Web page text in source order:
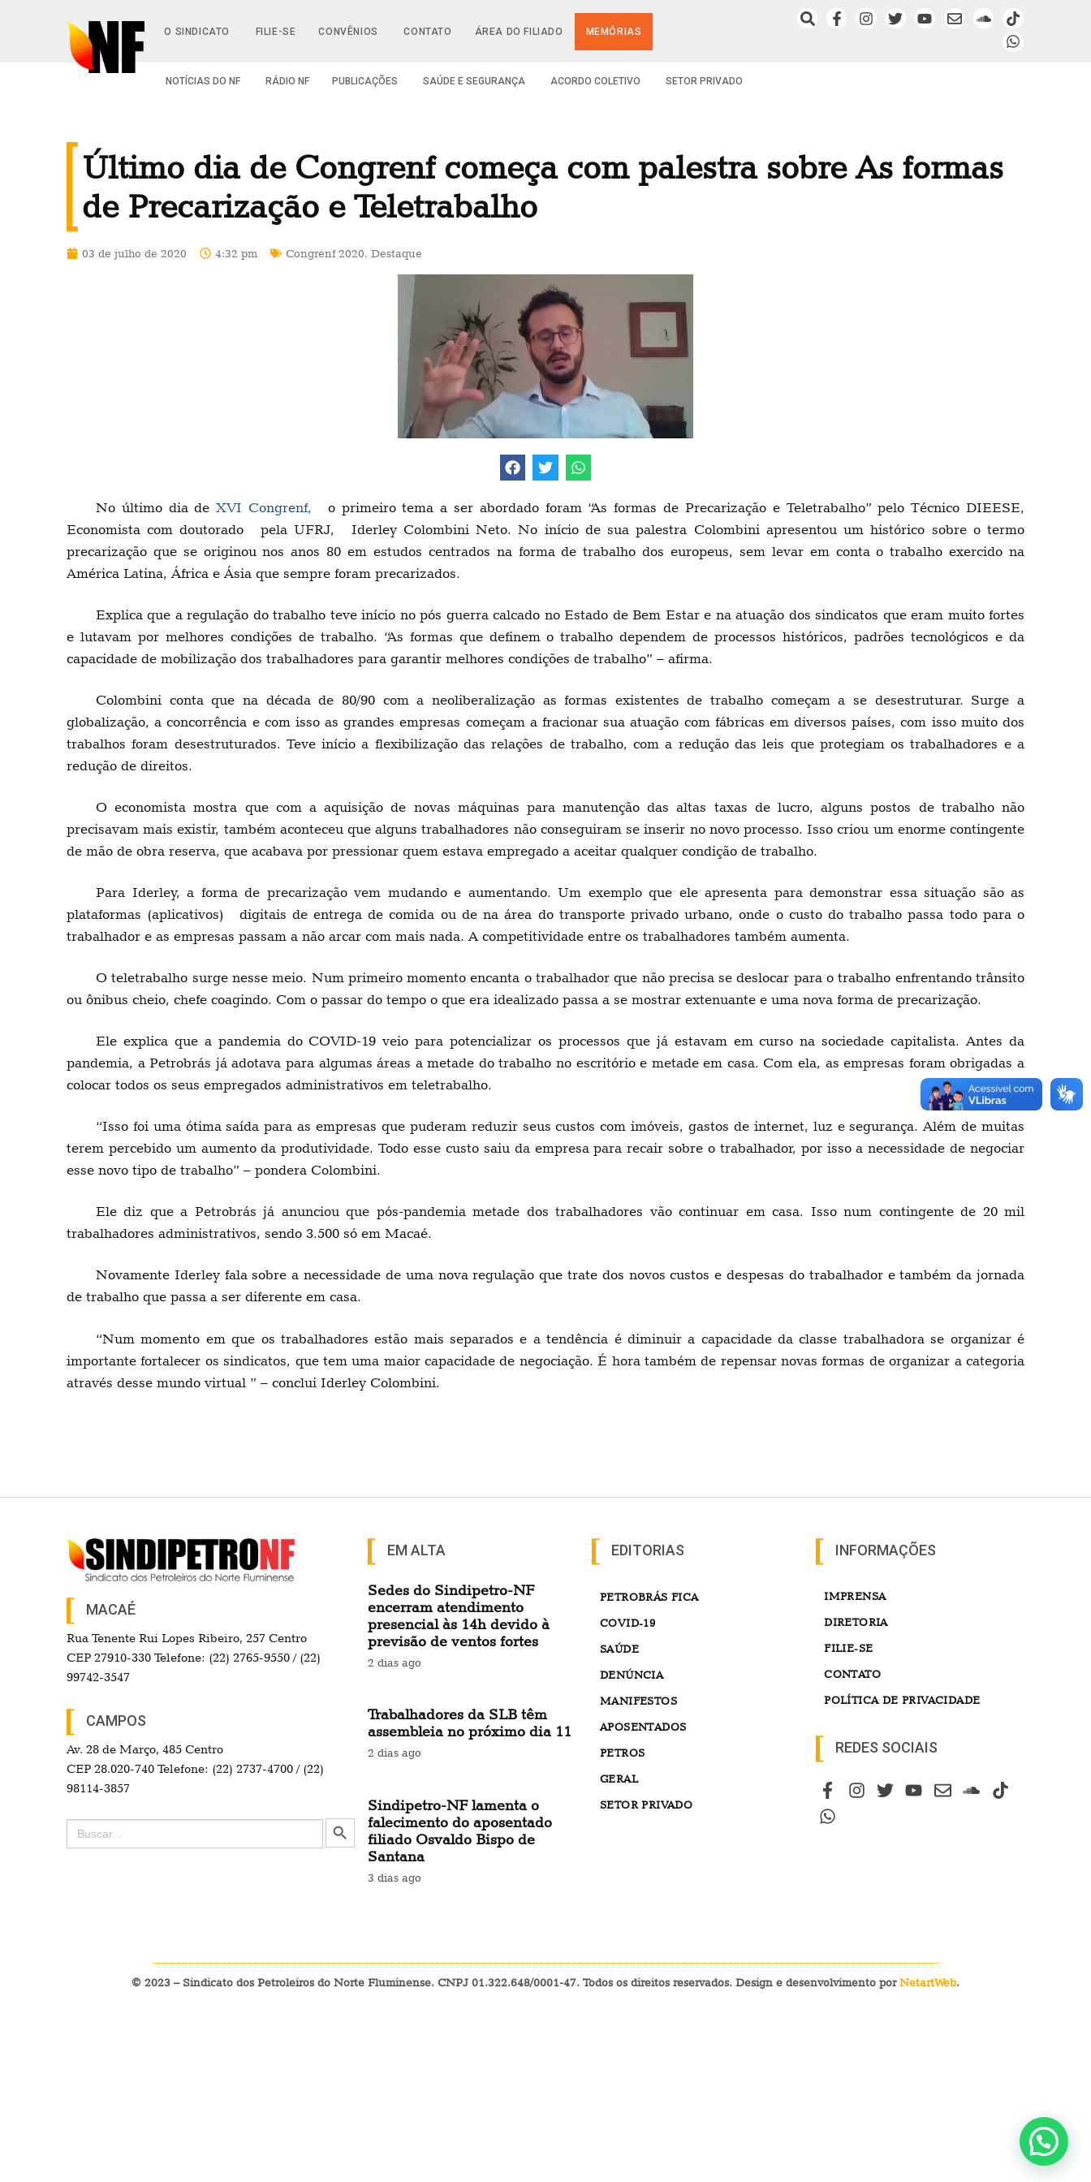
O SINDICATO FILIE-SE CONVÊNIOS CONTATO ÁREA DO FILIADO MEMÓRIAS
NOTÍCIAS DO NF RÁDIO NF PUBLICAÇÕES SAÚDE E SEGURANÇA ACORDO COLETIVO SETOR PRIVADO
Último dia de Congrenf começa com palestra sobre As formas
de Precarização e Teletrabalho
03 de julho de 2020 4:32 pm Congrenf 2020, Destaque
No último dia deXVI Congrenf,
o primeiro tema a ser abordado foram “As formas de Precarização e Teletrabalho” pelo Técnico DIEESE,
Economista com doutorado pela UFRJ, Iderley Colombini Neto. No início de sua palestra Colombini apresentou um histórico sobre o termo
precarização que se originou nos anos 80 em estudos centrados na forma de trabalho dos europeus, sem levar em conta o trabalho exercido na
América Latina, África e Ásia que sempre foram precarizados.
Explica que a regulação do trabalho teve início no pós guerra calcado no Estado de Bem Estar e na atuação dos sindicatos que eram muito fortes
e lutavam por melhores condições de trabalho. “As formas que definem o trabalho dependem de processos históricos, padrões tecnológicos e da
capacidade de mobilização dos trabalhadores para garantir melhores condições de trabalho” – afirma.
Colombini conta que na década de 80/90 com a neoliberalização as formas existentes de trabalho começam a se desestruturar. Surge a
globalização, a concorrência e com isso as grandes empresas começam a fracionar sua atuação com fábricas em diversos países, com isso muito dos
trabalhos foram desestruturados. Teve início a flexibilização das relações de trabalho, com a redução das leis que protegiam os trabalhadores e a
redução de direitos.
O economista mostra que com a aquisição de novas máquinas para manutenção das altas taxas de lucro, alguns postos de trabalho não
precisavam mais existir, também aconteceu que alguns trabalhadores não conseguiram se inserir no novo processo. Isso criou um enorme contingente
de mão de obra reserva, que acabava por pressionar quem estava empregado a aceitar qualquer condição de trabalho.
Para Iderley, a forma de precarização vem mudando e aumentando. Um exemplo que ele apresenta para demonstrar essa situação são as
plataformas (aplicativos) digitais de entrega de comida ou de na área do transporte privado urbano, onde o custo do trabalho passa todo para o
trabalhador e as empresas passam a não arcar com mais nada. A competitividade entre os trabalhadores também aumenta.
O teletrabalho surge nesse meio. Num primeiro momento encanta o trabalhador que não precisa se deslocar para o trabalho enfrentando trânsito
ou ônibus cheio, chefe coagindo. Com o passar do tempo o que era idealizado passa a se mostrar extenuante e uma nova forma de precarização.
Ele explica que a pandemia do COVID-19 veio para potencializar os processos que já estavam em curso na sociedade capitalista. Antes da
pandemia, a Petrobrás já adotava para algumas áreas a metade do trabalho no escritório e metade em casa. Com ela, as empresas foram obrigadas a
colocar todos os seus empregados administrativos em teletrabalho.
“Isso foi uma ótima saída para as empresas que puderam reduzir seus custos com imóveis, gastos de internet, luz e segurança. Além de muitas
terem percebido um aumento da produtividade. Todo esse custo saiu da empresa para recair sobre o trabalhador, por isso a necessidade de negociar
esse novo tipo de trabalho” – pondera Colombini.
Ele diz que a Petrobrás já anunciou que pós-pandemia metade dos trabalhadores vão continuar em casa. Isso num contingente de 20 mil
trabalhadores administrativos, sendo 3.500 só em Macaé.
Novamente Iderley fala sobre a necessidade de uma nova regulação que trate dos novos custos e despesas do trabalhador e também da jornada
de trabalho que passa a ser diferente em casa.
“Num momento em que os trabalhadores estão mais separados e a tendência é diminuir a capacidade da classe trabalhadora se organizar é
importante fortalecer os sindicatos, que tem uma maior capacidade de negociação. É hora também de repensar novas formas de organizar a categoria
através desse mundo virtual ” – conclui Iderley Colombini.
MACAÉ
Rua Tenente Rui Lopes Ribeiro, 257 Centro
CEP 27910-330 Telefone: (22) 2765-9550 / (22)
99742-3547
CAMPOS
Av. 28 de Março, 485 Centro
CEP 28.020-740 Telefone: (22) 2737-4700 / (22)
98114-3857
Search
for:
Search Button
EM ALTA
Sedes do Sindipetro-NF
encerram atendimento
presencial às 14h devido à
previsão de ventos fortes
2 dias ago
Trabalhadores da SLB têm
assembleia no próximo dia 11
2 dias ago
Sindipetro-NF lamenta o
falecimento do aposentado
filiado Osvaldo Bispo de
Santana
3 dias ago
EDITORIAS
PETROBRÁS FICA
COVID-19
SAÚDE
DENÚNCIA
MANIFESTOS
APOSENTADOS
PETROS
GERAL
SETOR PRIVADO
INFORMAÇÕES
IMPRENSA
DIRETORIA
FILIE-SE
CONTATO
POLÍTICA DE PRIVACIDADE
REDES SOCIAIS
© 2023 – Sindicato dos Petroleiros do Norte Fluminense. CNPJ 01.322.648/0001-47. Todos os direitos reservados. Design e desenvolvimento porNetartWeb.